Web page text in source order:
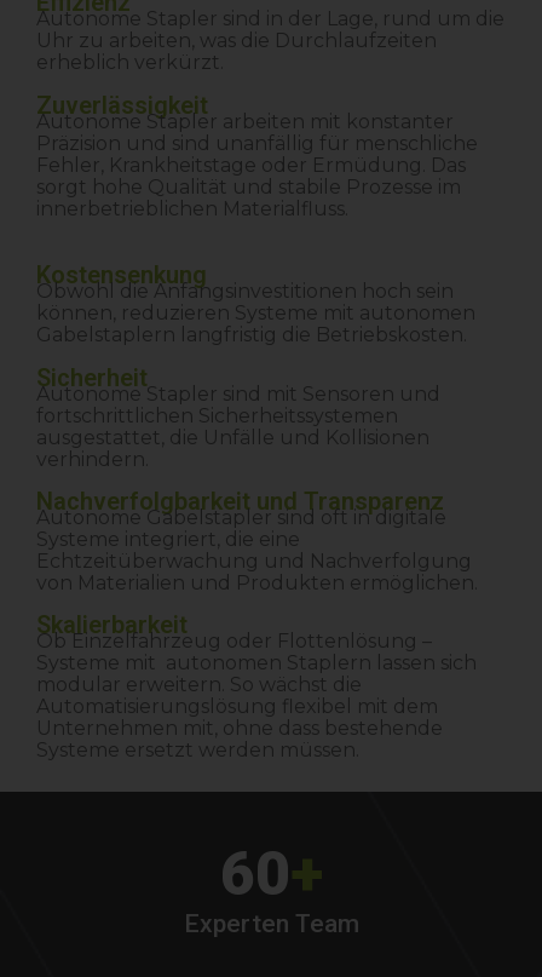
Autonome Stapler sind in der Lage, rund um die
Uhr zu arbeiten, was die Durchlaufzeiten
erheblich verkürzt.
Zuverlässigkeit
Autonome Stapler arbeiten mit konstanter
Präzision und sind unanfällig für menschliche
Fehler, Krankheitstage oder Ermüdung. Das
sorgt hohe Qualität und stabile Prozesse im
innerbetrieblichen Materialfluss.
Kostensenkung
Obwohl die Anfangsinvestitionen hoch sein
können, reduzieren Systeme mit autonomen
Gabelstaplern langfristig die Betriebskosten.
Sicherheit
Autonome Stapler sind mit Sensoren und
fortschrittlichen Sicherheitssystemen
ausgestattet, die Unfälle und Kollisionen
verhindern.
Nachverfolgbarkeit und Transparenz
Autonome Gabelstapler sind oft in digitale
Systeme integriert, die eine
Echtzeitüberwachung und Nachverfolgung
von Materialien und Produkten ermöglichen.
Skalierbarkeit
Ob Einzelfahrzeug oder Flottenlösung –
Systeme mit autonomen Staplern lassen sich
modular erweitern. So wächst die
Automatisierungslösung flexibel mit dem
Unternehmen mit, ohne dass bestehende
Systeme ersetzt werden müssen.
60+
Experten Team